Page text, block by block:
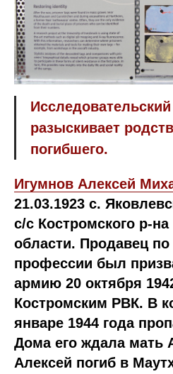
разыскивает
погибшего.
Игумнов Алексей
21.03.1923 с.
с/с Костромского р-
области. Продавец по
профессии был
армию 20 октября
Костромским РВК. В
январе 1944 года
Дома его ждала мать
Алексей погиб в